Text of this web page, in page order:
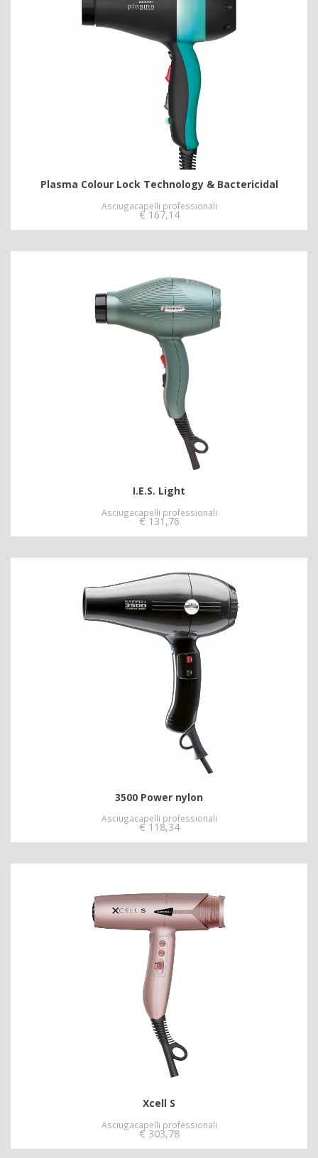
Plasma Colour Lock Technology & Bactericidal
Asciugacapelli professionali
€ 167,14
I.E.S. Light
Asciugacapelli professionali
€ 131,76
3500 Power nylon
Asciugacapelli professionali
€ 118,34
Xcell S
Asciugacapelli professionali
€ 303,78